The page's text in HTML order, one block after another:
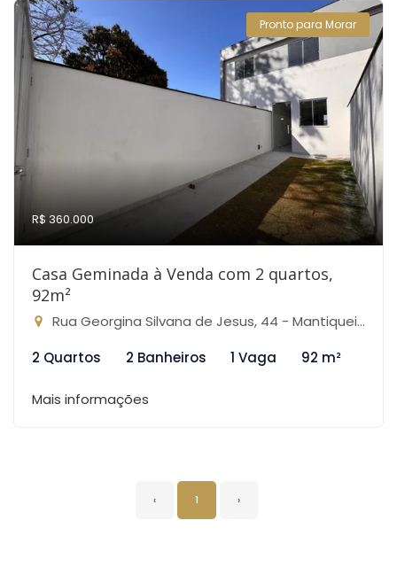
Pronto para Morar
R$ 360.000
Casa Geminada à Venda com 2 quartos,
92m²
Rua Georgina Silvana de Jesus, 44 - Mantiqueira, Belo Horizonte-MG
2 Quartos
2 Banheiros 1 Vaga 92 m²
Mais informações
‹ 1 ›